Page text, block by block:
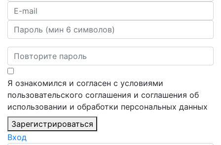
Я ознакомился и согласен с условиями
пользовательского соглашения и соглашения об
использовании и обработки персональных данных
Зарегистрироваться
Вход